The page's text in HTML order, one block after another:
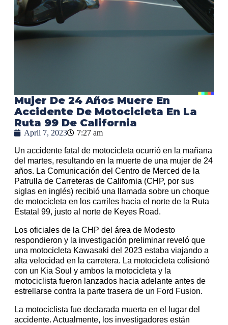
Mujer De 24 Años Muere En
Accidente De Motocicleta En La
Ruta 99 De California
April 7, 2023 7:27 am
Un accidente fatal de motocicleta ocurrió en la mañana
del martes, resultando en la muerte de una mujer de 24
años. La Comunicación del Centro de Merced de la
Patrulla de Carreteras de California (CHP, por sus
siglas en inglés) recibió una llamada sobre un choque
de motocicleta en los carriles hacia el norte de la Ruta
Estatal 99, justo al norte de Keyes Road.
Los oficiales de la CHP del área de Modesto
respondieron y la investigación preliminar reveló que
una motocicleta Kawasaki del 2023 estaba viajando a
alta velocidad en la carretera. La motocicleta colisionó
con un Kia Soul y ambos la motocicleta y la
motociclista fueron lanzados hacia adelante antes de
estrellarse contra la parte trasera de un Ford Fusion.
La motociclista fue declarada muerta en el lugar del
accidente. Actualmente, los investigadores están